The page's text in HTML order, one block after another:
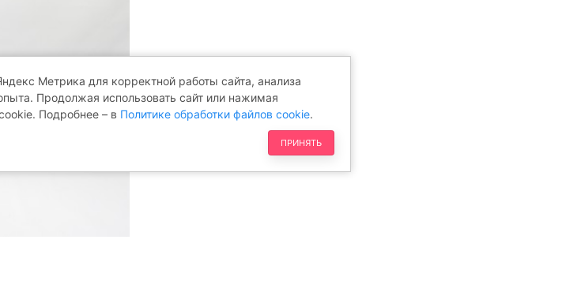
Метрика для корректной работы сайта, анализа
Продолжая использовать сайт или нажимая
Подробнее – в Политике обработки файлов cookie.
ПРИНЯТЬ